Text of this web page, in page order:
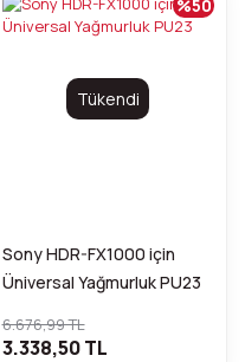
Tükendi
Sony HDR-FX1000 için
Üniversal Yağmurluk PU23
%50
6.676,99 TL
3.338,50 TL